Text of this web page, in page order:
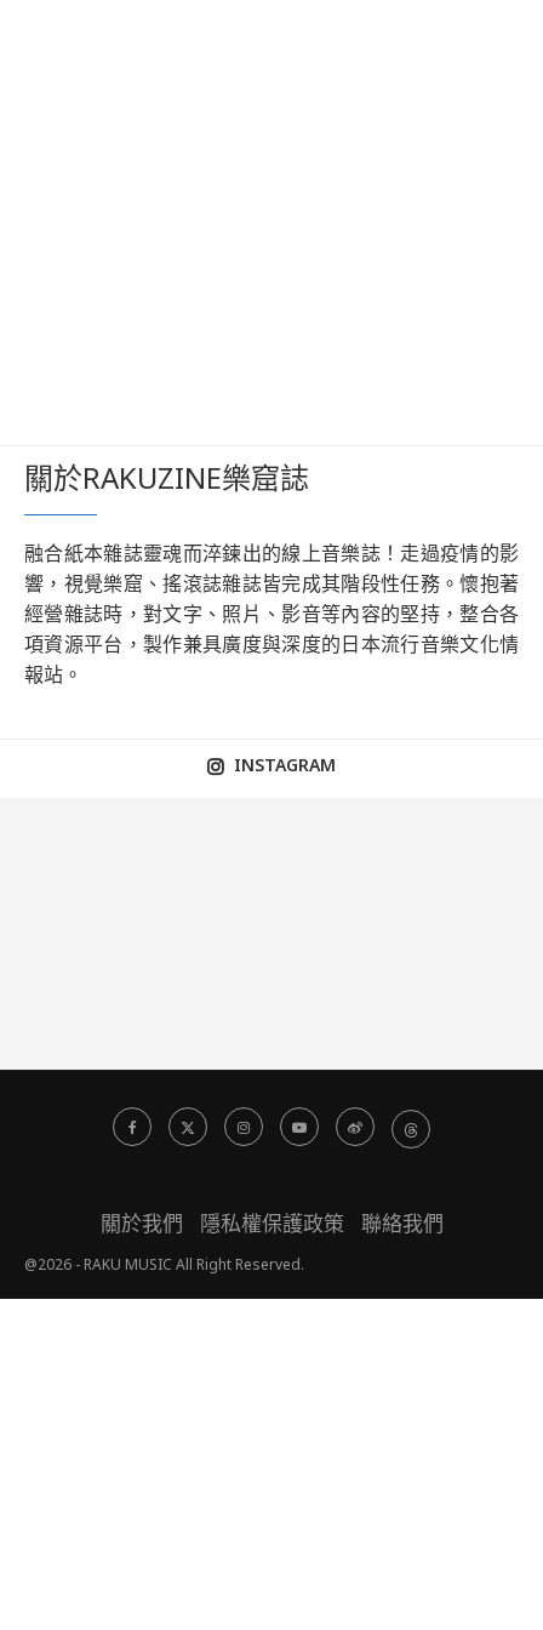
關於RAKUZINE樂窟誌
融合紙本雜誌靈魂而淬鍊出的線上音樂誌！走過疫情的影
響，視覺樂窟、搖滾誌雜誌皆完成其階段性任務。懷抱著
經營雜誌時，對文字、照片、影音等內容的堅持，整合各
項資源平台，製作兼具廣度與深度的日本流行音樂文化情
報站。
INSTAGRAM
關於我們 隱私權保護政策 聯絡我們
@2026 - RAKU MUSIC All Right Reserved.